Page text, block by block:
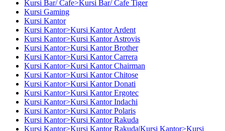
Kursi Bar/ Cafe>Kursi Bar/ Cafe Tiger
Kursi Gaming
Kursi Kantor
Kursi Kantor>Kursi Kantor Ardent
Kursi Kantor>Kursi Kantor Astrovis
Kursi Kantor>Kursi Kantor Brother
Kursi Kantor>Kursi Kantor Carrera
Kursi Kantor>Kursi Kantor Chairman
Kursi Kantor>Kursi Kantor Chitose
Kursi Kantor>Kursi Kantor Donati
Kursi Kantor>Kursi Kantor Ergotec
Kursi Kantor>Kursi Kantor Indachi
Kursi Kantor>Kursi Kantor Polaris
Kursi Kantor>Kursi Kantor Rakuda
Kursi Kantor>Kursi Kantor Rakuda|Kursi Kantor>Kursi